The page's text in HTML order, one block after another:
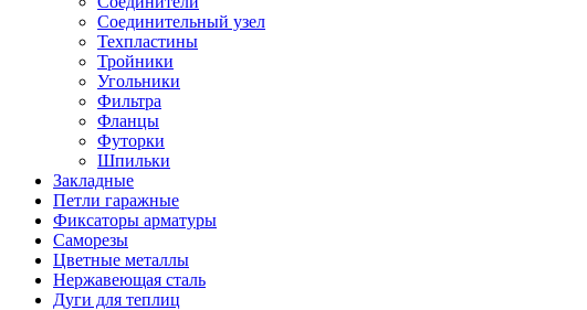
Соединительный узел
Техпластины
Тройники
Угольники
Фильтра
Фланцы
Футорки
Шпильки
Закладные
Петли гаражные
Фиксаторы арматуры
Саморезы
Цветные металлы
Нержавеющая сталь
Дуги для теплиц